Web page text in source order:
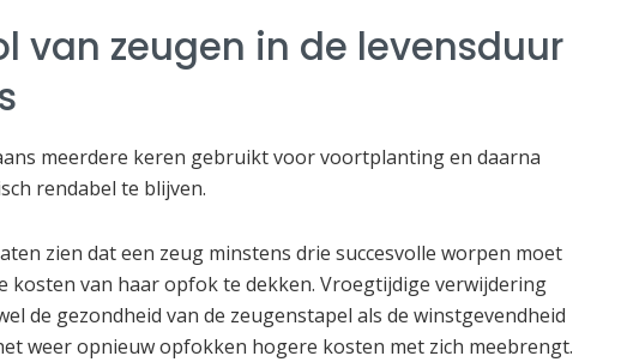
van zeugen in de levensduur
meerdere keren gebruikt voor voortplanting en daarna
rendabel te blijven.
zien dat een zeug minstens drie succesvolle worpen moet
kosten van haar opfok te dekken. Vroegtijdige verwijdering
de gezondheid van de zeugenstapel als de winstgevendheid
weer opnieuw opfokken hogere kosten met zich meebrengt.